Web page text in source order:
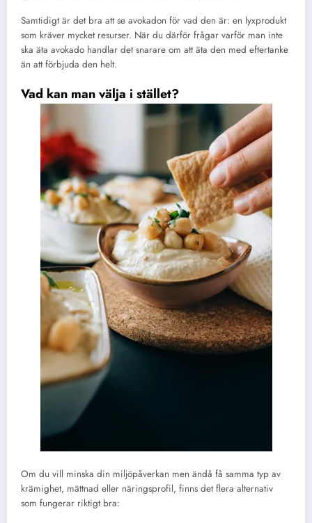
Samtidigt är det bra att se avokadon för vad den är: en lyxprodukt
som kräver mycket resurser. När du därför frågar varför man inte
ska äta avokado handlar det snarare om att äta den med eftertanke
än att förbjuda den helt.
Vad kan man välja i stället?
Om du vill minska din miljöpåverkan men ändå få samma typ av
krämighet, mättnad eller näringsprofil, finns det flera alternativ
som fungerar riktigt bra: